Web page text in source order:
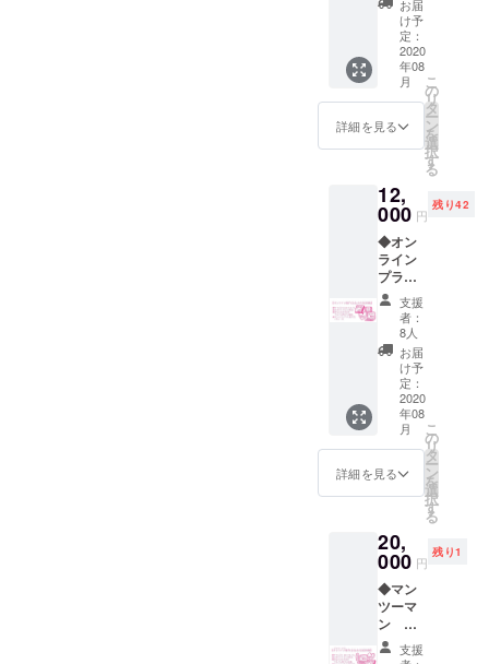
らお選
びくだ
さい。
※Tシャ
ツの厚
さは5.6
オンス
バム
「イメ
ロロギ
オ」 1
枚 ・T
シャツ
（手書
き文字
込みの
価格で
す） ※
カラー
は「ブ
ラック
（文字
レー）
」「ホ
ワイト
（文字
ブラッ
ク）」
からお
選びく
ださ
ズはS、
M、L、
XXL、
XXXLか
らお選
びくだ
お届
け予
定：
2020
年08
月
詳細を見る
こ
の
リ
タ
ー
ン
を
選
択
す
る
12,
000 円
残り42
◆オン
ライン
プラモ
製作会
＋スペ
シャル
サンク
ス掲載
【サイ
ン入
り】香
坂きの
オリジ
ナルCD
メロロ
ギオ」
1枚 ・
スペ
シャル
サンク
ス掲載
支援
者：
8人
お届
け予
定：
2020
年08
月
詳細を見る
こ
の
リ
タ
ー
ン
を
選
択
す
る
20,
000 円
残り1
◆マン
ツーマ
ン オ
ンライ
ンプラ
支援